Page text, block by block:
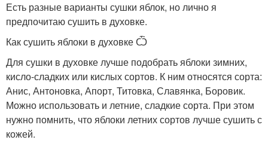
Есть разные варианты сушки яблок, но лично я
предпочитаю сушить в духовке.
Как сушить яблоки в духовке Ѽ
Для сушки в духовке лучше подобрать яблоки зимних,
кисло-сладких или кислых сортов. К ним относятся сорта:
Анис, Антоновка, Апорт, Титовка, Славянка, Боровик.
Можно использовать и летние, сладкие сорта. При этом
нужно помнить, что яблоки летних сортов лучше сушить с
кожей.